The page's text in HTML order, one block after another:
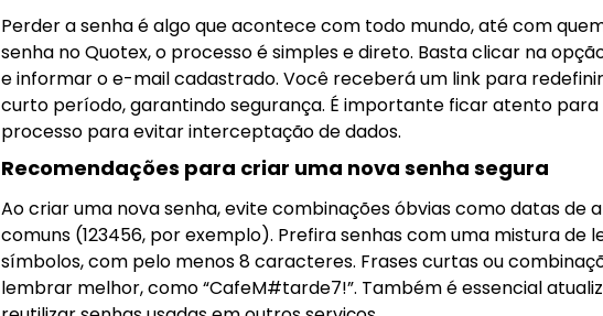
Perder a senha é algo que acontece com todo mundo, até com
senha no Quotex, o processo é simples e direto. Basta clicar na
e informar o e-mail cadastrado. Você receberá um link para
curto período, garantindo segurança. É importante ficar atento para
processo para evitar interceptação de dados.
Recomendações para criar uma nova senha segura
Ao criar uma nova senha, evite combinações óbvias como datas de
comuns (123456, por exemplo). Prefira senhas com uma mistura de
símbolos, com pelo menos 8 caracteres. Frases curtas ou
lembrar melhor, como “CafeM#tarde7!”. Também é essencial